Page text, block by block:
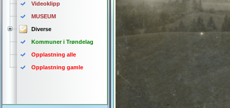
Videoklipp
MUSEUM
Diverse
Kommuner i Trøndelag
Opplastning alle
Opplastning gamle